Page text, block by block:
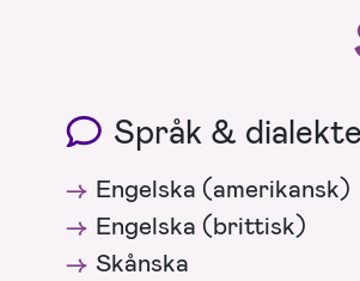
Språk &
Engelska (amerikansk)
Engelska (brittisk)
Skånska